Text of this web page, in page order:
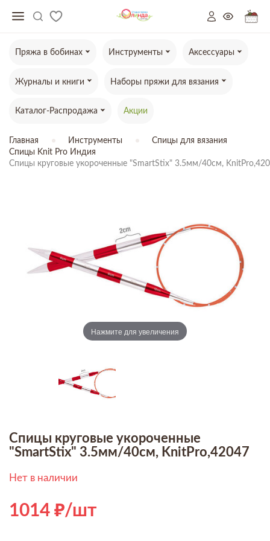
Пряжа в бобинах Инструменты Аксессуары
Журналы и книги Наборы пряжи для вязания
Каталог-Распродажа Акции
Главная Инструменты
Спицы для вязания
Спицы Knit Pro Индия
Спицы круговые укороченные "SmartStix" 3.5мм/40см,
Нажмите для увеличения
Спицы круговые укороченные
"SmartStix" 3.5мм/40см, KnitPro,42047
Нет в наличии
1014 /шт